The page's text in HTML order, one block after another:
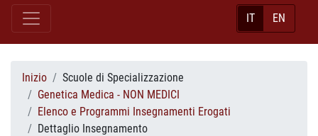
IT EN
Inizio
Scuole di Specializzazione
Genetica Medica - NON MEDICI
Elenco e Programmi Insegnamenti Erogati
Dettaglio Insegnamento